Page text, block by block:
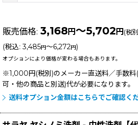
販売価格: 3,168円 ～5,702 円 (税
(税込: 3,485円～6,272円)
オプションにより価格が変わる場合もあります。
※1,000円(税別)のメーカー直送料／手数料
可・他の商品と別送)代が必要になります。
送料オプション金額はこちらでご確認くだ